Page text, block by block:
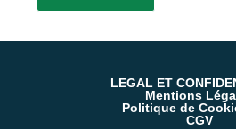
LEGAL ET
Mentions
Politique de
CGV